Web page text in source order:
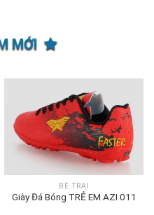
MỚI
BÉ TRAI
Giày Đá Bóng TRẺ EM AZI 011